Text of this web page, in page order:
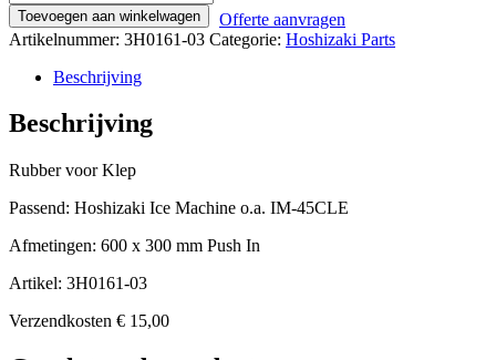
Toevoegen aan winkelwagen
Offerte aanvragen
Artikelnummer: 3H0161-03 Categorie: Hoshizaki Parts
Beschrijving
Beschrijving
Rubber voor Klep
Passend: Hoshizaki Ice Machine o.a. IM-45CLE
Afmetingen: 600 x 300 mm Push In
Artikel: 3H0161-03
Verzendkosten € 15,00